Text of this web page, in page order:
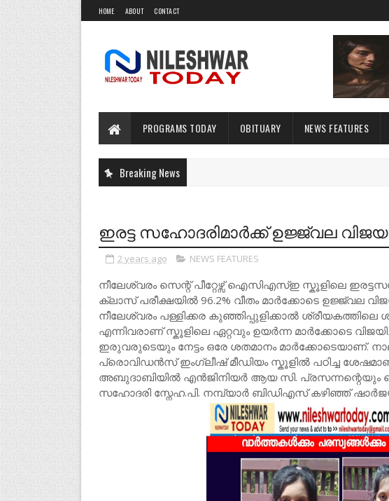
HOME ABOUT CONTACT
PROGRAMS TODAY OBITUARY NEWS FEATURES
Breaking News
ഇരട്ട സഹോദരിമാർക്ക് ഉജ്ജ്വല
2 years ago NEWS FEATURES
നീലേശ്വരം സെന്റ് പീറ്റേഴ്സ് ഐസിഎസ്ഇ സ്കൂളിലെ
ക്ലാസ് പരീക്ഷയിൽ 96.2% വീതം മാർക്കോടെ ഉജ്ജ്വല
നീലേശ്വരം പള്ളിക്കര കുഞ്ഞിപ്പുളിക്കാൽ ശ്രീയകത്തിലെ
എന്നിവരാണ് സ്കൂളിലെ ഏറ്റവും ഉയർന്ന മാർക്കോടെ
ഇരുവരുടെയും നേട്ടം ഒരേ ശതമാനം മാർക്കോടെയാണ്.
പ്രൊവിഡൻസ് ഇംഗ്ലീഷ് മീഡിയം സ്കൂളിൽ പഠിച്ച ശേഷമാണ്
അബുദാബിയിൽ എൻജിനിയർ ആയ സി. പ്രസന്നന്റെയും
സഹോദരി സ്നേഹ.പി. നമ്പ്യാർ ബിഡിഎസ് കഴിഞ്ഞ്